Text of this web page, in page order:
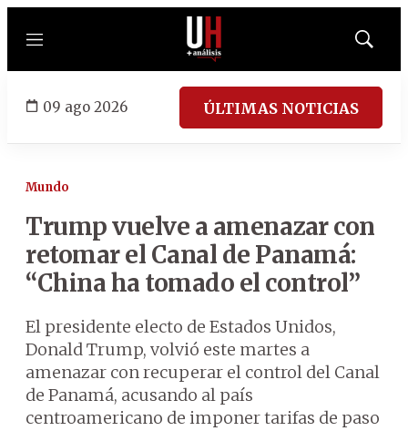
Menú
Mostrar
09 ago 2026 ÚLTIMAS NOTICIAS
Mundo
Trump vuelve a amenazar con
retomar el Canal de Panamá:
“China ha tomado el control”
El presidente electo de Estados Unidos,
Donald Trump, volvió este martes a
amenazar con recuperar el control del Canal
de Panamá, acusando al país
centroamericano de imponer tarifas de paso